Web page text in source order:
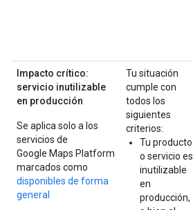
Impacto crítico:
servicio inutilizable
en producción
Se aplica solo a los
servicios de
Google Maps Platform
marcados como
disponibles de forma
general
Tu situación
cumple con
todos los
siguientes
criterios:
Tu producto
o servicio es
inutilizable
en
producción,